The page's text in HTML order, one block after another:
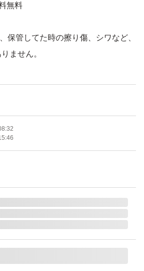
無料
保管してた時の擦り傷、シワなど、
ません。
で、梱包が雑な場合もあるかもし
包での発送の場合もありますので、
サミ等を使用されるる場合は、
い。
願いします。
さい。
プロテイン100 レモン風味 800g × 1